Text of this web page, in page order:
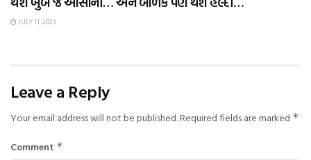
JULY 11, 2023
Leave a Reply
Your email address will not be published.Required fields are marked *
Comment *